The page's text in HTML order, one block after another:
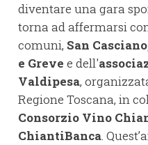
diventare una gara
torna ad affermarsi
comuni, San
e Greve e dell'
Valdipesa,
Regione Toscana, in
Consorzio Vino
ChiantiBanca.